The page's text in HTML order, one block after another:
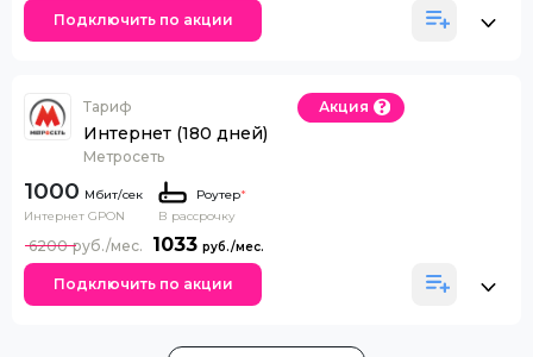
Подключить по акции
Тариф
Интернет (180 дней)
Метросеть
Акция
1000
Интернет GPON
Роутер*
В рассрочку
1033
6200
Подключить по акции